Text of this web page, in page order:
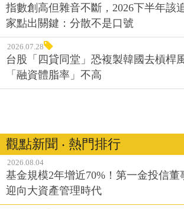
指數創高但雜音不斷，2026下半年該
家點出關鍵：分散不是口號
2026.07.28
台股「四貸同堂」恐複製韓國去槓桿
「融資體脂率」不高
觀點新聞 ‧ 熱門排行
2026.08.04
基金規模2年增近70%！第一金投信
迎向大資產管理時代